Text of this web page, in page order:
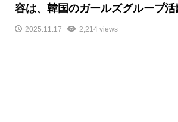
容は、韓国のガールズグループ活
2025.11.17 2,214 views